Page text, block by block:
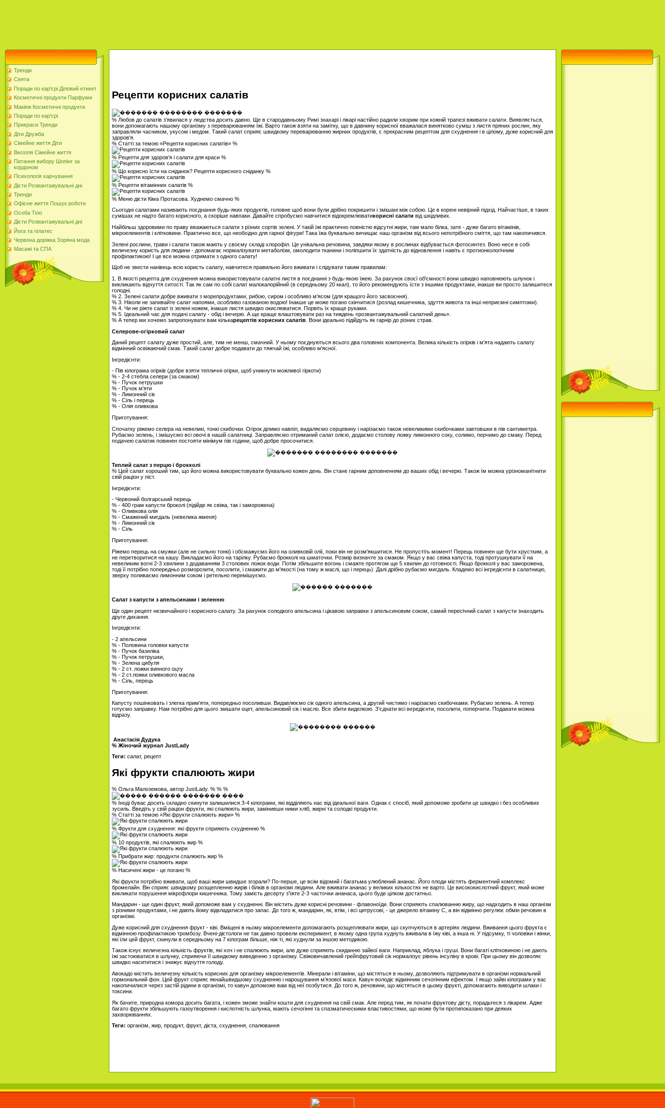
Тренди
Свята
Поради по кар'єрі Діловий етикет
Косметичні продукти Парфуми
Макіяж Косметичні продукти
Поради по кар'єрі
Прикраси Тренди
Діти Дружба
Сімейне життя Діти
Весілля Сімейне життя
Питання вибору Шопінг за
кордоном
Психологія харчування
Дієти Розвантажувальні дні
Тренди
Офісне життя Пошук роботи
Особа Тіло
Дієти Розвантажувальні дні
Йога та пілатес
Червона доріжка Зоряна мода
Масажі та СПА
Рецепти корисних салатів
% Любов до салатів з'явилася у людства досить давно. Ще в стародавньому Римі знахарі і лікарі настійно радили хворим при кожній трапезі вживати салати. Виявляється,
вони допомагають нашому організму з переварюванням їжі. Варто також взяти на замітку, що в давнину корисної вважалася винятково суміш з листя пряних рослин, яку
заправляли часником, укусом і медом. Такий салат сприяє швидкому переварюванню жирних продуктів, є прекрасним рецептом для схуднення і в цілому, дуже корисний для
здоров'я.
% Статті за темою «Рецепти корисних салатів» %
% Рецепти для здоров'я і салати для краси %
% Що корисно їсти на сніданок? Рецепти корисного сніданку %
% Рецепти вітамінних салатів %
% Меню дієти Кіма Протасова. Худнемо смачно %
Сьогодні салатами називають поєднання будь-яких продуктів, головне щоб вони були дрібно покришити і змішані між собою. Це в корені невірний підхід. Найчастіше, в таких
сумішах не надто багато корисного, а скоріше навпаки. Давайте спробуємо навчитися відокремлюватикорисні салати від шкідливих.
Найбільш здоровими по праву вважаються салати з різних сортів зелені. У такій їжі практично повністю відсутні жири, там мало білка, зате - дуже багато вітамінів,
мікроелементів і клітковини. Практично все, що необхідно для гарної фігури! Така їжа буквально вичищає наш організм від всього непотрібного сміття, що там накопичився.
Зелені рослини, трави і салати також мають у своєму складі хлорофіл. Це унікальна речовина, завдяки якому в рослинах відбувається фотосинтез. Воно несе в собі
величезну користь для людини - допомагає нормалізувати метаболізм, омолодити тканини і поліпшити їх здатність до відновлення і навіть є протионкологічним
профілактикою! І це все можна отримати з одного салату!
Щоб не звести нанівець всю користь салату, навчитеся правильно його вживати і слідувати таким правилам:
1. В якості рецепта для схуднення можна використовувати салатні листя в поєднанні з будь-якою їжею. За рахунок своєї об'ємності вони швидко наповнюють шлунок і
викликають відчуття ситості. Так як сам по собі салат малокалорійний (в середньому 20 ккал), то його рекомендують їсти з іншими продуктами, інакше ви просто залишитеся
голодні.
% 2. Зелені салати добре вживати з морепродуктами, рибою, сиром і особливо м'ясом (для кращого його засвоєння).
% 3. Ніколи не запивайте салат напоями, особливо газованою водою! Інакше це може погано скінчитися (розлад кишечника, здуття живота та інші неприємні симптоми).
% 4. Чи не ріжте салат із зелені ножем, інакше листя швидко окислюватися. Порвіть їх краще руками.
% 5. Ідеальний час для подачі салату - обід і вечерю. А ще краще влаштовувати раз на тиждень «розвантажувальний салатний день».
% А тепер ми хочемо запропонувати вам кількарецептів корисних салатів . Вони ідеально підійдуть як гарнір до різних страв.
Селерове-огірковий салат
Даний рецепт салату дуже простий, але, тим не менш, смачний. У ньому поєднуються всього два головних компонента. Велика кількість огірків і м'ята надають салату
відмінний освіжаючий смак. Такий салат добре подавати до тяжчай їжі, особливо м'ясної.
Інгредієнти:
- Пів кілограма огірків (добре взяти тепличні огірки, щоб уникнути можливої ​​гіркоти)
% - 2-4 стебла селери (за смаком)
% - Пучок петрушки
% - Пучок м'яти
% - Лимонний сік
% - Сіль і перець
% - Олія оливкова
Приготування:
Спочатку ріжемо селера на невеликі, тонкі скибочки. Огірок ділимо навпіл, видаляємо серцевину і нарізаємо також невеликими скибочками завтовшки в пів сантиметра.
Рубаємо зелень, і змішуємо всі овочі в нашій салатниці. Заправляємо отриманий салат олією, додаємо столову ложку лимонного соку, солимо, перчимо до смаку. Перед
подачею салатик повинен постояти мінімум пів години, щоб добре просочитися.
Теплий салат з перцю і брокколі
% Цей салат хороший тим, що його можна використовувати буквально кожен день. Він стане гарним доповненням до ваших обід і вечерю. Також їм можна урізноманітнити
свій раціон у піст.
Інгредієнти:
- Червоний болгарський перець
% - 400 грам капусти броколі (підійде як свіжа, так і заморожена)
% - Оливкова олія
% - Смажений мигдаль (невелика жменя)
% - Лимонний сік
% - Сіль
Приготування:
Ріжемо перець на смужки (але не сильно тонкі) і обсмажуємо його на оливковій олії, поки він не розм'якшитися. Не пропустіть момент! Перець повинен ще бути хрустким, а
не перетворитися на кашу. Викладаємо його на тарілку. Рубаємо брокколі на шматочки. Розмір визначте за смаком. Якщо у вас свіжа капуста, тоді протушкувати її на
невеликим вогні 2-3 хвилини з додаванням 3 столових ложок води. Потім збільшите вогонь і смажте протягом ще 5 хвилин до готовності. Якщо брокколі у вас заморожена,
тоді її потрібно попередньо розморозити, посолити, і смажити до м'якості (на тому ж маслі, що і перець). Далі дрібно рубаємо мигдаль. Кладемо всі інгредієнти в салатницю,
зверху поливаємо лимонним соком і ретельно перемішуємо.
Салат з капусти з апельсинами і зеленню
Ще один рецепт незвичайного і корисного салату. За рахунок солодкого апельсина і цікавою заправки з апельсиновим соком, самий пересічний салат з капусти знаходить
друге дихання.
Інгредієнти:
- 2 апельсини
% - Половина головки капусти
% - Пучок базиліка
% - Пучок петрушки,
% - Зелена цибуля
% - 2 ст. ложки винного оцту
% - 2 ст.ложки оливкового масла
% - Сіль, перець
Приготування:
Капусту пошінковать і злегка прим'яти, попередньо посоливши. Видавлюємо сік одного апельсина, а другий чистимо і нарізаємо скибочками. Рубаємо зелень. А тепер
готуємо заправку. Нам потрібно для цього змішати оцет, апельсиновий сік і масло. Все збити виделкою. З'єднати всі інгредієнти, посолити, поперчити. Подавати можна
відразу.
Анастасія Дудука
% Жіночий журнал JustLady
Теги: салат, рецепт
Які фрукти спалюють жири
% Ольга Малоземова, автор JustLady. % % %
% Іноді буває досить складно скинути залишилися 3-4 кілограми, які відділяють нас від ідеальної ваги. Однак є спосіб, який допоможе зробити це швидко і без особливих
зусиль. Введіть у свій раціон фрукти, які спалюють жири, замінивши ними хліб, жирні та солодкі продукти.
% Статті за темою «Які фрукти спалюють жири» %
% Фрукти для схуднення: які фрукти сприяють схудненню %
% 10 продуктів, які спалюють жир %
% Прибрати жир: продукти спалюють жир %
% Насичені жири - це погано %
Які фрукти потрібно вживати, щоб ваші жири швидше згорали? По-перше, це всім відомий і багатьма улюблений ананас. Його плоди містять ферментний комплекс
бромелайн. Він сприяє швидкому розщепленню жирів і білків в організмі людини. Але вживати ананас у великих кількостях не варто. Це висококислотний фрукт, який може
викликати порушення мікрофлори кишечника. Тому замість десерту з'їжте 2-3 часточки ананаса, цього буде цілком достатньо.
Мандарин - ще один фрукт, який допоможе вам у схудненні. Він містить дуже корисні речовини - флавоноїди. Вони сприяють спалюванню жиру, що надходить в наш організм
з різними продуктами, і не дають йому відкладатися про запас. До того ж, мандарин, як, втім, і всі цитрусові, - це джерело вітаміну С, а він відмінно регулює обмін речовин в
організмі.
Дуже корисний для схуднення фрукт - ківі. Вміщені в ньому мікроелементи допомагають розщеплювати жири, що скупчуються в артеріях людини. Вживання цього фрукта є
відмінною профілактикою тромбозу. Вчені-дієтологи не так давно провели експеримент, в якому одна група худнуть вживала в їжу ківі, а інша ні. У підсумку, ті чоловіки і жінки,
які їли цей фрукт, скинули в середньому на 7 кілограм більше, ніж ті, які худнули за іншою методикою.
Також існує величезна кількість фруктів, які хоч і не спалюють жири, але дуже сприяють скиданню зайвої ваги. Наприклад, яблука і груші. Вони багаті клітковиною і не дають
їжі застоюватися в шлунку, сприяючи її швидкому виведенню з організму. Свіжовичавлений грейпфрутовий сік нормалізує рівень інсуліну в крові. При цьому він дозволяє
швидко насититися і знижує відчуття голоду.
Авокадо містить величезну кількість корисних для організму мікроелементів. Мінерали і вітаміни, що містяться в ньому, дозволяють підтримувати в організмі нормальний
гормональний фон. Цей фрукт сприяє якнайшвидшому схудненню і нарощування м'язової маси. Кавун володіє відмінним сечогінним ефектом. І якщо зайві кілограми у вас
накопичилися через застій рідини в організмі, то кавун допоможе вам від неї позбутися. До того ж, речовини, що містяться в цьому фрукті, допомагають виводити шлаки і
токсини.
Як бачите, природна комора досить багата, і кожен зможе знайти кошти для схуднення на свій смак. Але перед тим, як почати фруктову дієту, порадьтеся з лікарем. Адже
багато фрукти збільшують газоутворення і кислотність шлунка, мають сечогінні та спазматическими властивостями, що може бути протипоказано при деяких
захворюваннях.
Теги: організм, жир, продукт, фрукт, дієта, схуднення, спалювання